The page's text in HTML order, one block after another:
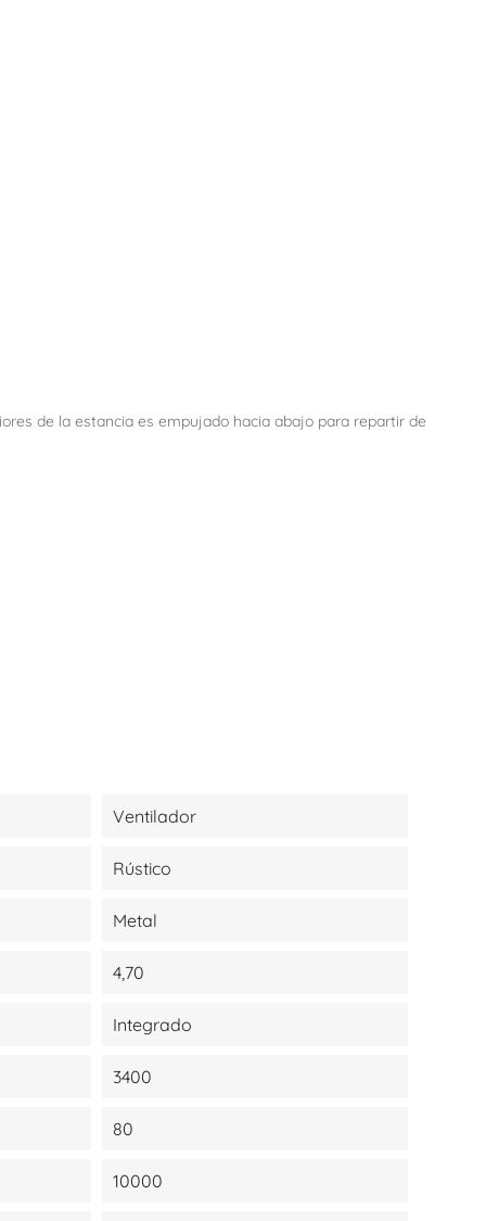
de la estancia es empujado hacia abajo para repartir de
Ventilador
Rústico
Metal
4,70
Integrado
3400
80
10000